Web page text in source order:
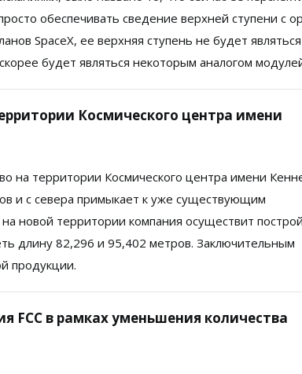
обеспечивать сведение верхней ступени с
SpaceX, ее верхняя ступень не будет являться
будет являться некоторым аналогом
Космического центра имени
на территории Космического центра имени
и с севера примыкает к уже существующим
новой территории компания осуществит
длину 82,296 и 95,402 метров. Заключительным
продукции.
FCC в рамках уменьшения количества